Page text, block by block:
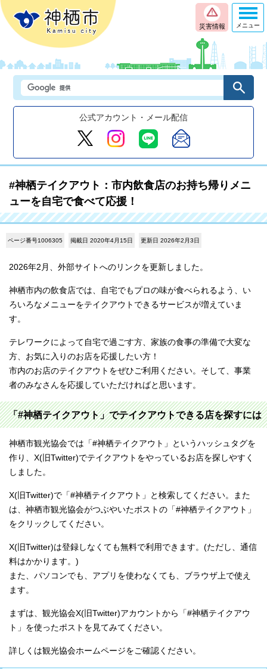
災害情報
公式アカウント・メール配信
メニュー
#神栖テイクアウト：市内飲食店のお持ち帰りメニ
ューを自宅で食べて応援！
ページ番号1006305 掲載日 2020年4月15日 更新日 2026年2月3日
2026年2月、外部サイトへのリンクを更新しました。
神栖市内の飲食店では、自宅でもプロの味が食べられるよう、い
ろいろなメニューをテイクアウトできるサービスが増えていま
す。
テレワークによって自宅で過ごす方、家族の食事の準備で大変な
方、お気に入りのお店を応援したい方！
市内のお店のテイクアウトをぜひご利用ください。そして、事業
者のみなさんを応援していただければと思います。
「#神栖テイクアウト」でテイクアウトできる店を探すには
神栖市観光協会では「#神栖テイクアウト」というハッシュタグを
作り、X(旧Twitter)でテイクアウトをやっているお店を探しやすく
しました。
X(旧Twitter)で「#神栖テイクアウト」と検索してください。また
は、神栖市観光協会がつぶやいたポストの「#神栖テイクアウト」
をクリックしてください。
X(旧Twitter)は登録しなくても無料で利用できます。(ただし、通信
料はかかります。)
また、パソコンでも、アプリを使わなくても、ブラウザ上で使え
ます。
まずは、観光協会X(旧Twitter)アカウントから「#神栖テイクアウ
ト」を使ったポストを見てみてください。
詳しくは観光協会ホームページをご確認ください。